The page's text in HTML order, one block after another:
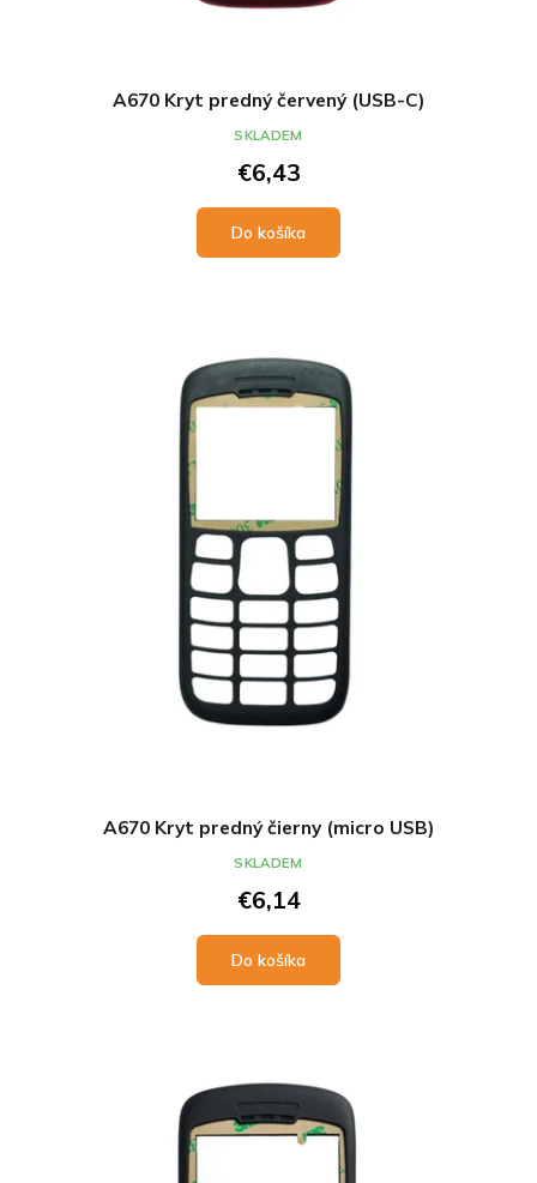
A670 Kryt predný červený (USB-C)
€6,43
Do košíka
SKLADEM
A670 Kryt predný čierny (micro USB)
€6,14
Do košíka
SKLADEM